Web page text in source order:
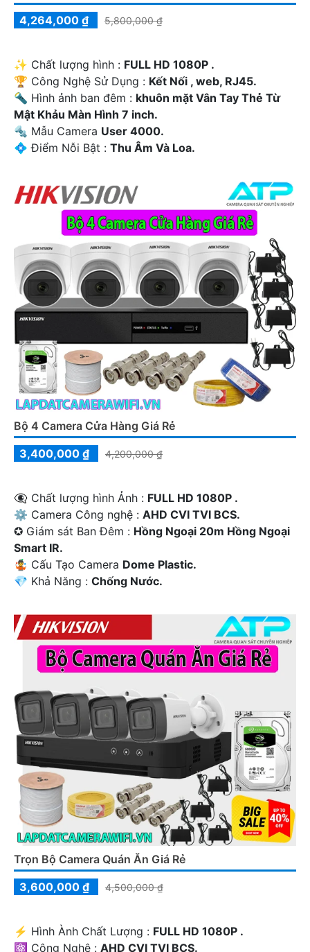
4,264,000 ₫
5,800,000 ₫
✨ Chất lượng hình : FULL HD 1080P .
🏆 Công Nghệ Sử Dụng : Kết Nối , web, RJ45.
🔦 Hình ảnh ban đêm : khuôn mặt Vân Tay Thẻ Từ
Mật Khảu Màn Hình 7 inch.
🔩 Mẫu Camera User 4000.
️💠 Điểm Nỗi Bật : Thu Âm Và Loa.
Bộ 4 Camera Cửa Hàng Giá Rẻ
3,400,000 ₫
4,200,000 ₫
👁️‍🗨 Chất lượng hình Ảnh : FULL HD 1080P .
⚙ Camera Công nghệ : AHD CVI TVI BCS.
✪ Giám sát Ban Đêm : Hồng Ngoại 20m Hồng Ngoại
Smart IR.
🤹 Cấu Tạo Camera Dome Plastic.
️💎 Khả Năng : Chống Nước.
Trọn Bộ Camera Quán Ăn Giá Rẻ
3,600,000 ₫
4,500,000 ₫
️⚡ Hình Ành Chất Lượng : FULL HD 1080P .
⚛️ Công Nghệ : AHD CVI TVI BCS.